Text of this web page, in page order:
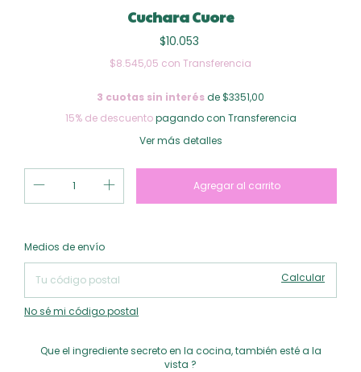
Cuchara Cuore
$10.053
$8.545,05 con Transferencia
3 cuotas sin interésde $3351,00
15% de descuentopagando con Transferencia
Ver más detalles
Entregas para el CP:
Medios de envío
Calcular
No sé mi código postal
Que el ingrediente secreto en la cocina, también esté a la
vista ?